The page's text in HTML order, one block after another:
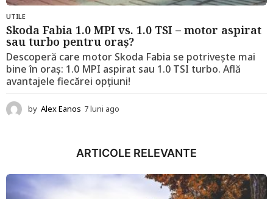
UTILE
Skoda Fabia 1.0 MPI vs. 1.0 TSI – motor aspirat
sau turbo pentru oraș?
Descoperă care motor Skoda Fabia se potrivește mai
bine în oraș: 1.0 MPI aspirat sau 1.0 TSI turbo. Află
avantajele fiecărei opțiuni!
by Alex Eanos 7 luni ago
n
a
ARTICOLE RELEVANTE